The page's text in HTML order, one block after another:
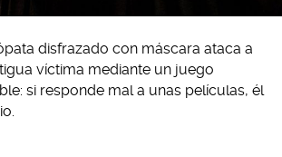
disfrazado con máscara ataca a
víctima mediante un juego
si responde mal a unas películas, él